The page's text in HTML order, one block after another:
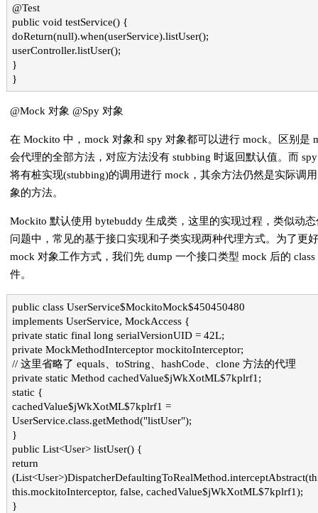
@Test
public void testService() {
doReturn(null).when(userService).listUser();
userController.listUser();
}
}
@Mock 对象 @Spy 对象
在 Mockito 中，mock 对象和 spy 对象都可以进行 mock。区别是
会代理的全部方法，对应方法没有 stubbing 时返回默认值。而
将有桩实现(stubbing)的调用进行 mock，其余方法仍然是实际调
象的方法。
Mockito 默认使用 bytebuddy 生成类，这里的实现过程，类似动
问题中，常见的基于接口实现和子类实现两种代理方式。为了更
mock 对象工作方式，我们先 dump 一个接口类型 mock 后的 class
件。
public class UserService$MockitoMock$450450480
implements UserService, MockAccess {
private static final long serialVersionUID = 42L;
private MockMethodInterceptor mockitoInterceptor;
// 这里省略了 equals、toString、hashCode、clone 方法的代理
private static Method cachedValue$jWkXotML$7kplrf1;
static {
cachedValue$jWkXotML$7kplrf1 =
UserService.class.getMethod("listUser");
}
public List<User> listUser() {
return
this.mockitoInterceptor, false, cachedValue$jWkXotML$7kplrf1);
}